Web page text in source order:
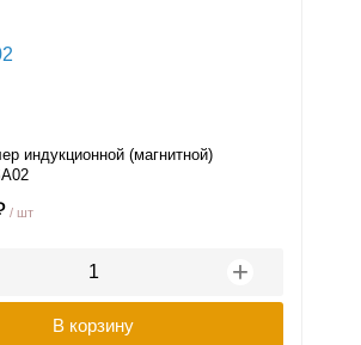
индукционной (магнитной)
/ шт
+
В корзину